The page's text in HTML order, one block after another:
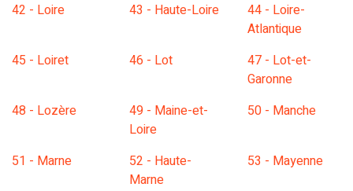
42 - Loire
43 - Haute-Loire
44 - Loire-
Atlantique
45 - Loiret
46 - Lot
47 - Lot-et-
Garonne
48 - Lozère
49 - Maine-et-
Loire
50 - Manche
51 - Marne
52 - Haute-
Marne
53 - Mayenne